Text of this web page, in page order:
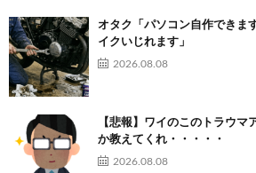
オタク「パソコン自作できま
イクいじれます」
2026.08.08
【悲報】ワイのこのトラウマ
か教えてくれ・・・・・
2026.08.08